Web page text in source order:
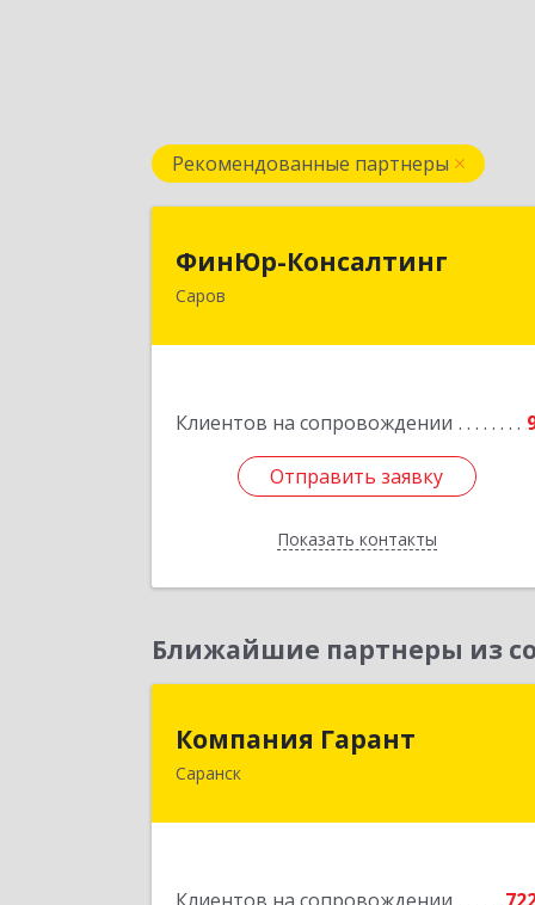
Рекомендованные партнеры
ФинЮр-Консалтинг
Саров
Клиентов на сопровождении
Отправить заявку
Показать контакты
607190, Нижегородская обл, Саров г,
Отправить заявку
Назад
Ближайшие партнеры из
Компания Гарант
Саранск430005, Мордовия Респ, Саранск г,